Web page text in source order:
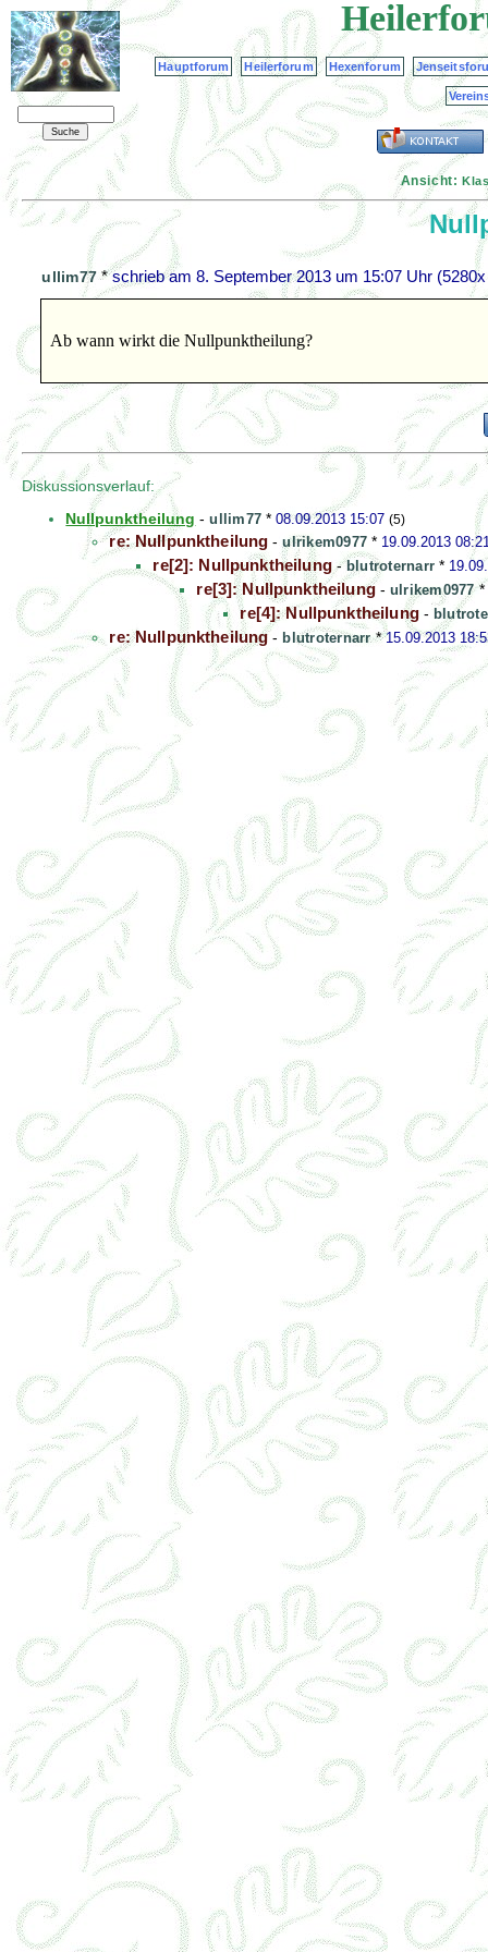
Hauptforum Heilerforum Hexenforum
Ansicht:
ullim77*schrieb am8. September 2013 um 15:07 Uhr
Ab wann wirkt die Nullpunktheilung?
Diskussionsverlauf:
Nullpunktheilung -ullim77 *08.09.2013 15:07 (5)
re: Nullpunktheilung -ulrikem0977 * 19.09.2013
re[2]: Nullpunktheilung-blutroternarr *
re[3]: Nullpunktheilung- ulrikem0977*
re[4]: Nullpunktheilung-
re: Nullpunktheilung - blutroternarr*15.09.2013